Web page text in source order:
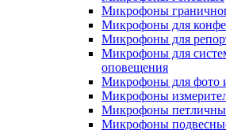
Микрофоны
Микрофоны для
Микрофоны для
Микрофоны для
оповещения
Микрофоны для фото
Микрофоны
Микрофоны
Микрофоны